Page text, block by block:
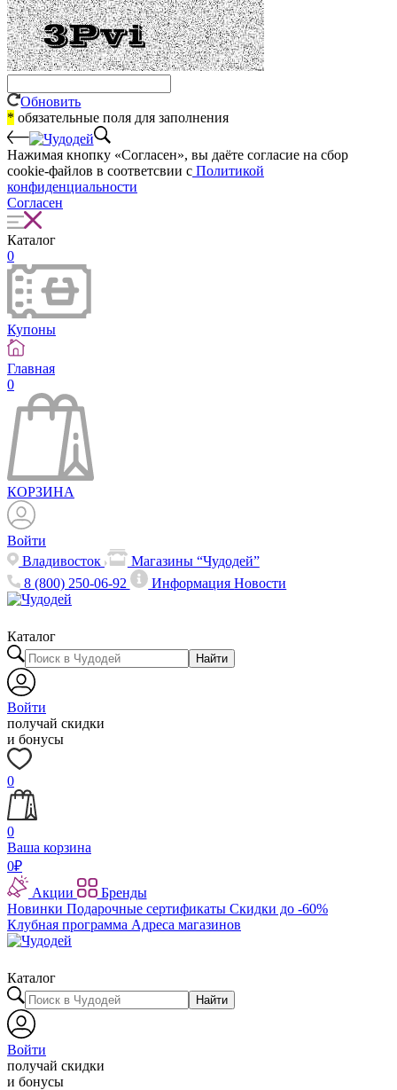
Обновить
* обязательные поля для заполнения
Нажимая кнопку «Согласен», вы даёте cогласие на сбор
cookie-файлов в соответсвии с Политикой
конфиденциальности
Согласен
Каталог
0
Купоны
Главная
0
КОРЗИНА
Войти
Владивосток
Магазины “Чудодей”
8 (800) 250-06-92
ИнформацияНовости
Каталог
Найти
Войти
получай скидки
и бонусы
0
0
Ваша корзина
0₽
Акции
Бренды
Новинки Подарочные сертификаты Скидки до -60%
Клубная программа Адреса магазинов
Каталог
Найти
Войти
получай скидки
и бонусы